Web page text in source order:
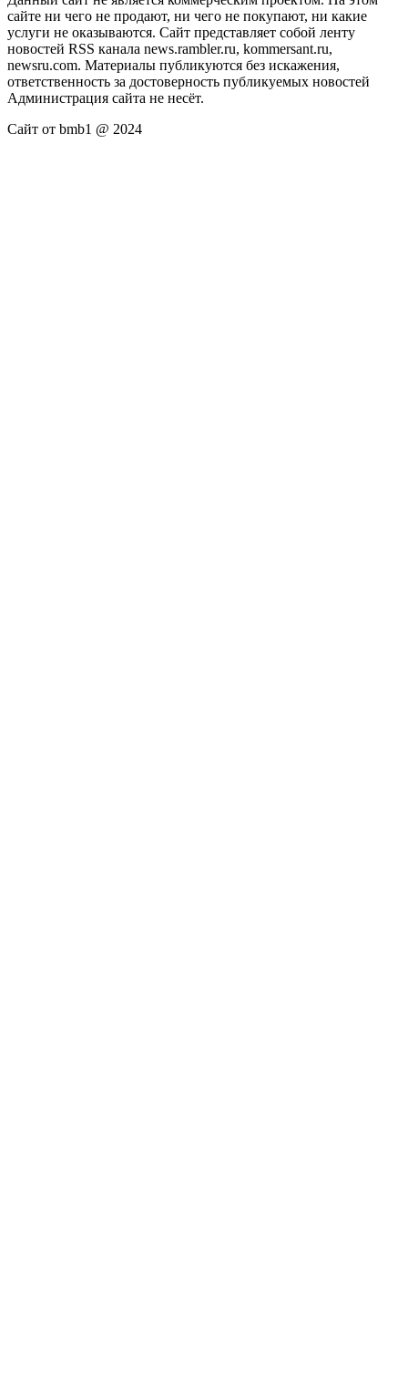
сайте ни чего не продают, ни чего не покупают, ни какие
услуги не оказываются. Сайт представляет собой ленту
новостей RSS канала news.rambler.ru, kommersant.ru,
newsru.com. Материалы публикуются без искажения,
ответственность за достоверность публикуемых новостей
Администрация сайта не несёт.
Сайт от bmb1 @ 2024